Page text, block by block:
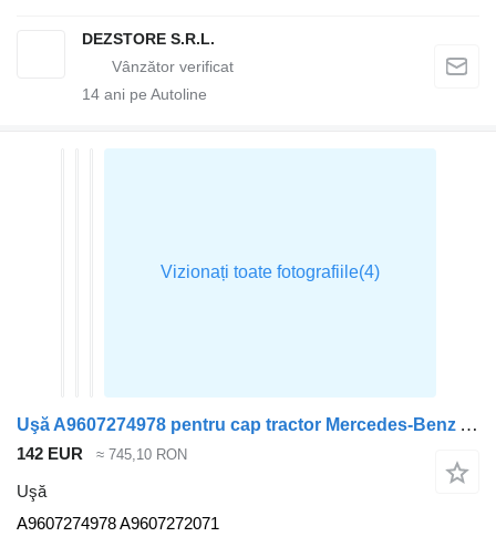
DEZSTORE S.R.L.
14 ani pe Autoline
Uşă A9607274978 pentru cap tractor Mercedes-Benz ACTROS MP4
142 EUR ≈ 745,10 RON
Uşă
A9607274978 A9607272071